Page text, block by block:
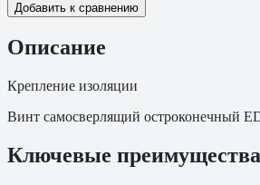
Добавить к сравнению
Описание
Крепление изоляции
Винт самосверлящий остроконечный
Ключевые преимущества